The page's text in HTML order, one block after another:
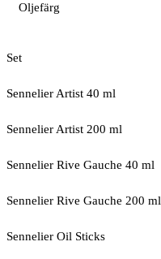
Oljefärg
Set
Sennelier Artist 40 ml
Sennelier Artist 200 ml
Sennelier Rive Gauche 40 ml
Sennelier Rive Gauche 200 ml
Sennelier Oil Sticks